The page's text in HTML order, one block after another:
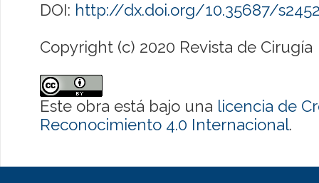
DOI: http://dx.doi.org/10.35687/
Copyright (c) 2020 Revista de Cirugía
Este obra está bajo una licencia de
Reconocimiento 4.0 Internacional.